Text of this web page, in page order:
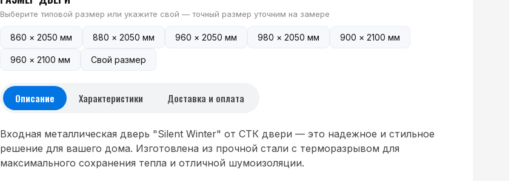
Выберите типовой размер или укажите свой — точный размер уточним на замере
860 × 2050 мм 880 × 2050 мм 960 × 2050 мм 980 × 2050 мм 900 × 2100 мм
960 × 2100 мм Свой размер
Описание Характеристики Доставка и оплата
Входная металлическая дверь "Silent Winter" от СТК двери — это надежное и стильное
решение для вашего дома. Изготовлена из прочной стали с терморазрывом для
максимального сохранения тепла и отличной шумоизоляции.